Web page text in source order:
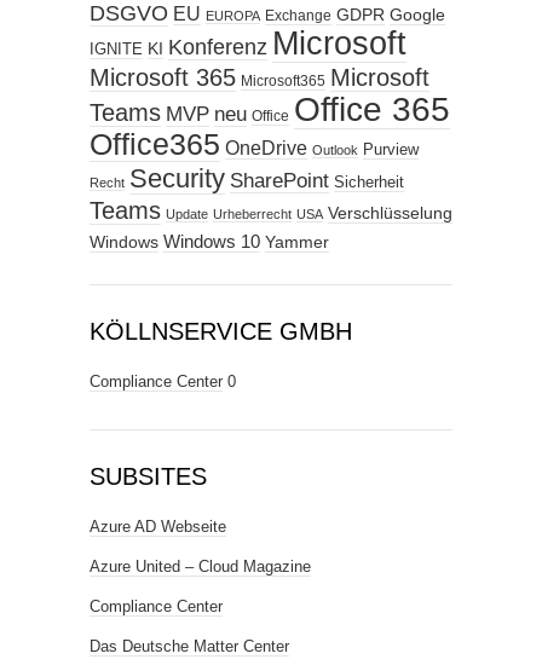
DSGVO EU EUROPA Exchange GDPR Google
IGNITE KI Konferenz Microsoft
Microsoft 365 Microsoft365 Microsoft
Teams MVP neu Office Office 365
Office365 OneDrive Outlook Purview
Recht Security SharePoint Sicherheit
Teams Update Urheberrecht USA Verschlüsselung
Windows Windows 10 Yammer
KÖLLNSERVICE GMBH
Compliance Center 0
SUBSITES
Azure AD Webseite
Azure United – Cloud Magazine
Compliance Center
Das Deutsche Matter Center